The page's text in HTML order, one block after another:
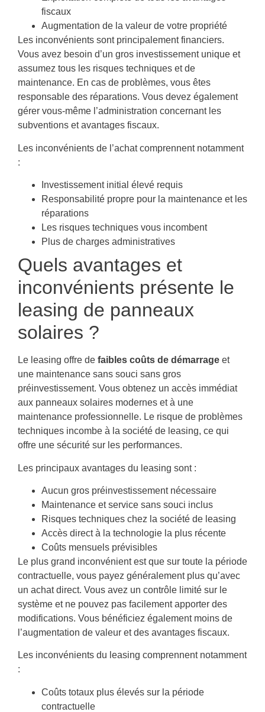
fiscaux
Augmentation de la valeur de votre propriété
Les inconvénients sont principalement financiers.
Vous avez besoin d’un gros investissement unique et
assumez tous les risques techniques et de
maintenance. En cas de problèmes, vous êtes
responsable des réparations. Vous devez également
gérer vous-même l’administration concernant les
subventions et avantages fiscaux.
Les inconvénients de l’achat comprennent notamment
:
Investissement initial élevé requis
Responsabilité propre pour la maintenance et les
réparations
Les risques techniques vous incombent
Plus de charges administratives
Quels avantages et
inconvénients présente le
leasing de panneaux
solaires ?
Le leasing offre de faibles coûts de démarrage et
une maintenance sans souci sans gros
préinvestissement. Vous obtenez un accès immédiat
aux panneaux solaires modernes et à une
maintenance professionnelle. Le risque de problèmes
techniques incombe à la société de leasing, ce qui
offre une sécurité sur les performances.
Les principaux avantages du leasing sont :
Aucun gros préinvestissement nécessaire
Maintenance et service sans souci inclus
Risques techniques chez la société de leasing
Accès direct à la technologie la plus récente
Coûts mensuels prévisibles
Le plus grand inconvénient est que sur toute la période
contractuelle, vous payez généralement plus qu’avec
un achat direct. Vous avez un contrôle limité sur le
système et ne pouvez pas facilement apporter des
modifications. Vous bénéficiez également moins de
l’augmentation de valeur et des avantages fiscaux.
Les inconvénients du leasing comprennent notamment
:
Coûts totaux plus élevés sur la période
contractuelle